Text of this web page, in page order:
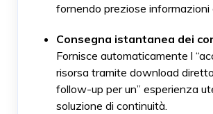
fornendo preziose informazioni
Consegna istantanea dei
Fornisce automaticamente l
risorsa tramite download
follow-up per un” esperienza
soluzione di continuità.